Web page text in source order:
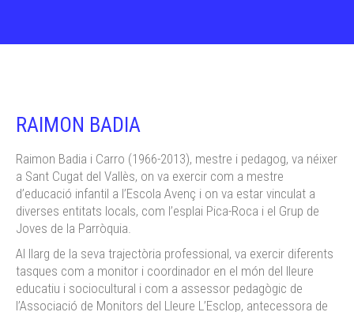
RAIMON BADIA
Raimon Badia i Carro (1966-2013), mestre i pedagog, va néixer
a Sant Cugat del Vallès, on va exercir com a mestre
d’educació infantil a l’Escola Avenç i on va estar vinculat a
diverses entitats locals, com l’esplai Pica-Roca i el Grup de
Joves de la Parròquia.
Al llarg de la seva trajectòria professional, va exercir diferents
tasques com a monitor i coordinador en el món del lleure
educatiu i sociocultural i com a assessor pedagògic de
l’Associació de Monitors del Lleure L’Esclop, antecessora de